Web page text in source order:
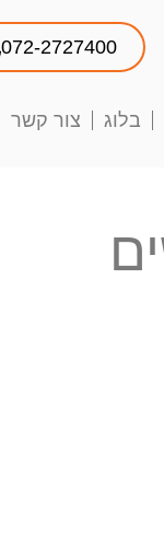
072-2727400
בלוג צור קשר